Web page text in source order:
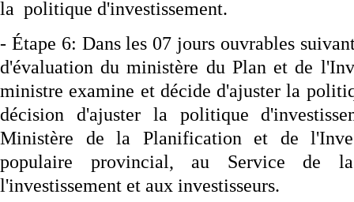
la politique d'investissement.
- Étape 6: Dans les 07 jours ouvrables
d'évaluation du ministère du Plan et de
ministre examine et décide d'ajuster la
décision d'ajuster la politique
Ministère de la Planification et de
populaire provincial, au Service de
l'investissement et aux investisseurs.